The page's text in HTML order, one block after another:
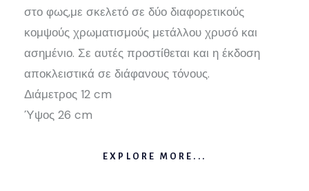
στο φως,με σκελετό σε δύο διαφορετικούς
κομψούς χρωματισμούς μετάλλου χρυσό και
ασημένιο. Σε αυτές προστίθεται και η έκδοση
αποκλειστικά σε διάφανους τόνους.
Διάμετρος 12 cm
Ύψος 26 cm
EXPLORE MORE...